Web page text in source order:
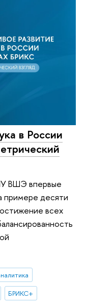
в России
ВШЭ впервые
примере десяти
всех
БРИКС+